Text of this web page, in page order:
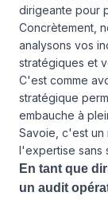
dirigeante pour
Concrètement,
analysons vos
stratégiques et
C'est comme
stratégique
embauche à
Savoie, c'est
l'expertise sans
En tant que
un audit